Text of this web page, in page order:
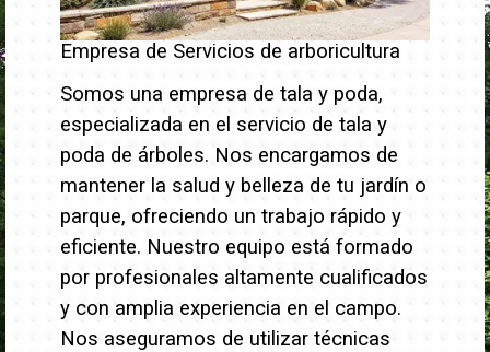
Empresa de Servicios de arboricultura
Somos una empresa de tala y poda,
especializada en el servicio de tala y
poda de árboles. Nos encargamos de
mantener la salud y belleza de tu jardín o
parque, ofreciendo un trabajo rápido y
eficiente. Nuestro equipo está formado
por profesionales altamente cualificados
y con amplia experiencia en el campo.
Nos aseguramos de utilizar técnicas